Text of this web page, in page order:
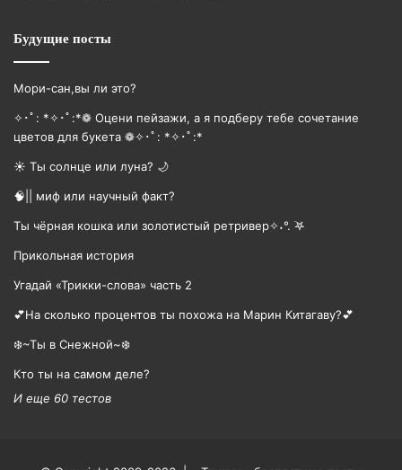
Будущие посты
Мори-сан,вы ли это?
✧･ﾟ: *✧･ﾟ:*❁ Оцени пейзажи, а я подберу тебе сочетание
цветов для букета ❁✧･ﾟ: *✧･ﾟ:*
☀️ Ты солнце или луна? 🌙
🧠|| миф или научный факт?
Ты чёрная кошка или золотистый ретривер✧˖°. ࣪𖤐
Прикольная история
Угадай «Трикки-слова» часть 2
💕На сколько процентов ты похожа на Марин Китагаву?💕
❄️~Ты в Снежной~❄️
Кто ты на самом деле?
И еще 60 тестов